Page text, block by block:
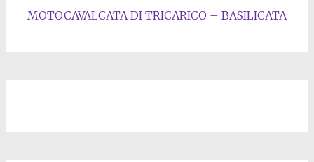
MOTOCAVALCATA DI TRICARICO – BASILICATA